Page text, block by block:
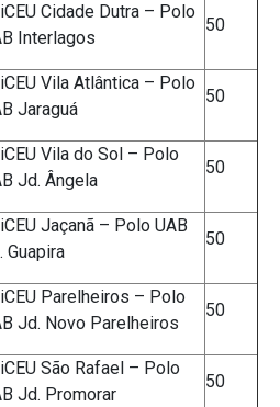
Cidade Dutra – Polo
Interlagos
50
Vila Atlântica – Polo
Jaraguá
50
Vila do Sol – Polo
Jd. Ângela
50
Jaçanã – Polo UAB
Guapira
50
Parelheiros – Polo
Jd. Novo Parelheiros
50
São Rafael – Polo
Jd. Promorar
50